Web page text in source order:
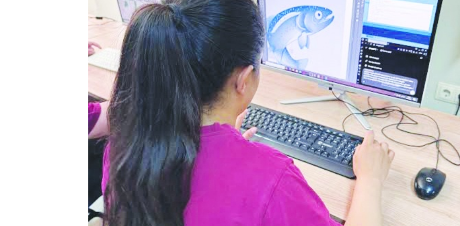
Sokak kedileri, ev kedisi
Altında sert
sürüyo...